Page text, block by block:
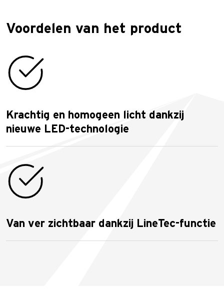
Voordelen van het product
Krachtig en homogeen licht dankzij
nieuwe LED-technologie
Van ver zichtbaar dankzij LineTec-functie